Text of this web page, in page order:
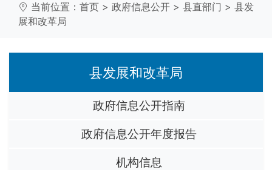
当前位置： 首页 > 政府信息公开 > 县直部门 > 县发
展和改革局
县发展和改革局
政府信息公开指南
政府信息公开年度报告
机构信息